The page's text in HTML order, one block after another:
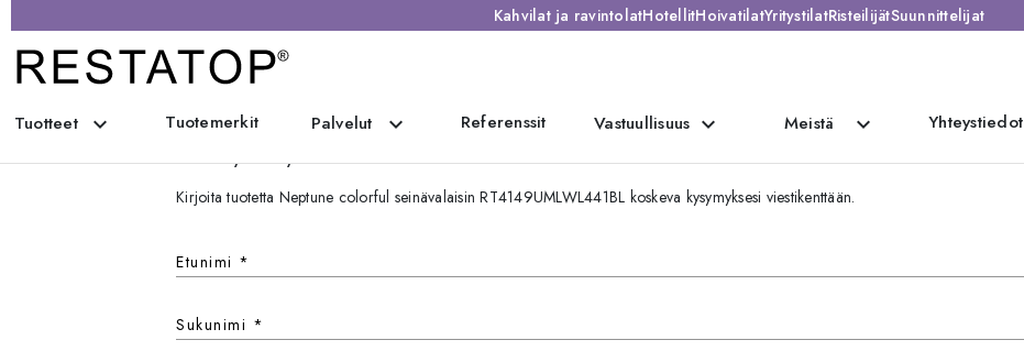
Kahvilat ja ravintolatHotellitHoivatilatYritystilatRisteilijätSuunnittelijat
Tuotteet expand_more Tuotemerkit Palvelut expand_more Referenssit Vastuullisuus expand_more Meistä expand_more Yhteystiedot
Kirjoita tuotetta Neptune colorful seinävalaisin RT4149UMLWL441BL koskeva kysymyksesi viestikenttään.
Etunimi *
Sukunimi *